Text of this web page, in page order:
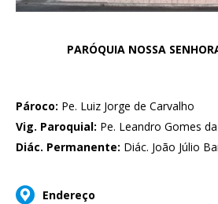
PARÓQUIA NOSSA
Pároco: Pe. Luiz Jorge de Carvalho
Vig. Paroquial: Pe. Leandro Gomes
Diác. Permanente: Diác. João Júlio
Endereço